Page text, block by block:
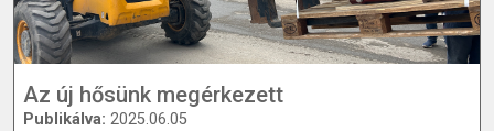
Az új hősünk megérkezett
Publikálva: 2025.06.05